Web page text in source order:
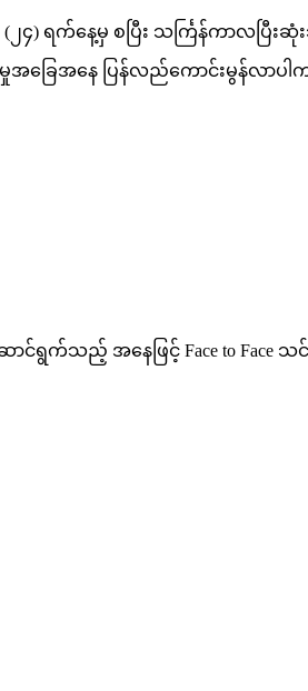
(၂၄) ရက်နေ့မှ စပြီး သင်္ကြန်ကာလပြီ
ခြေအနေ ပြန်လည်ကောင်းမွန်လာပါ
ရွက်သည့် အနေဖြင့် Face to Face သင်